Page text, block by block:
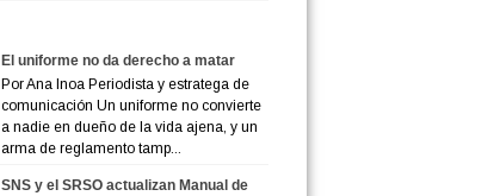
El uniforme no da derecho a matar
Por Ana Inoa Periodista y estratega de
comunicación Un uniforme no convierte
a nadie en dueño de la vida ajena, y un
arma de reglamento tamp...
SNS y el SRSO actualizan Manual de